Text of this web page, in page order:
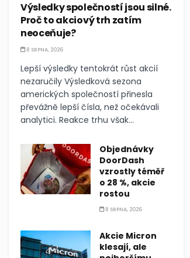
Výsledky společností jsou silné.
Proč to akciový trh zatím
neoceňuje?
8 SRPNA, 2026
Lepší výsledky tentokrát růst akcií
nezaručily Výsledková sezona
amerických společností přinesla
převážně lepší čísla, než očekávali
analytici. Reakce trhu však...
Objednávky
DoorDash
vzrostly téměř
o 28 %, akcie
rostou
8 SRPNA, 2026
Akcie Micron
klesají, ale